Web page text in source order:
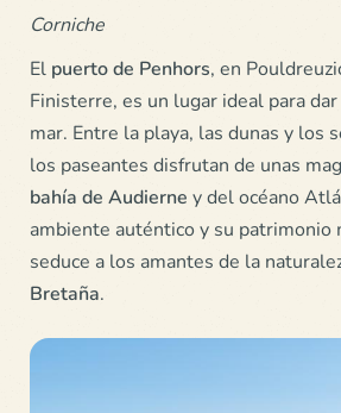
Corniche
El puerto de Penhors, en
Finisterre, es un lugar ideal para
mar. Entre la playa, las dunas y los
los paseantes disfrutan de unas
bahía de Audierne y del océano
ambiente auténtico y su patrimonio
seduce a los amantes de la
Bretaña.